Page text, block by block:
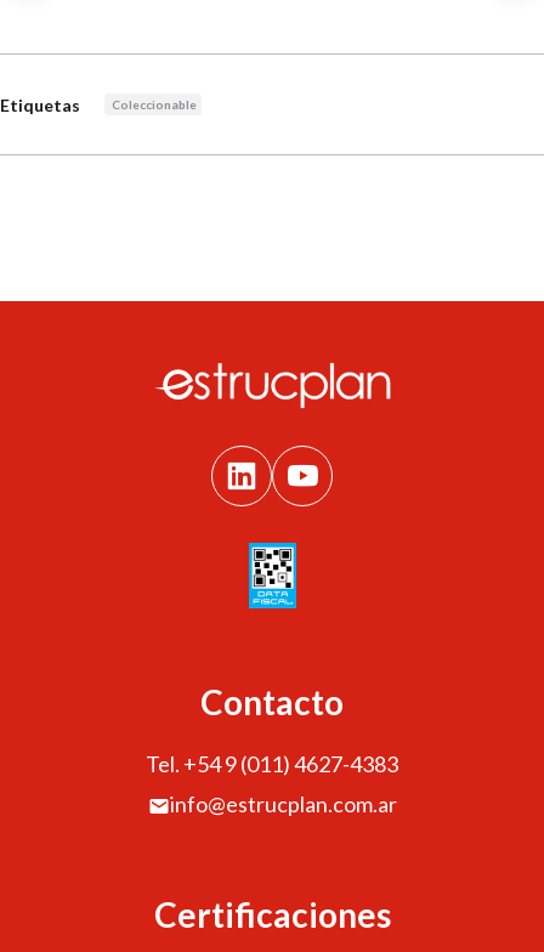
Etiquetas Coleccionable
Contacto
Tel. +54 9 (011) 4627-4383
info@estrucplan.com.ar
Certificaciones